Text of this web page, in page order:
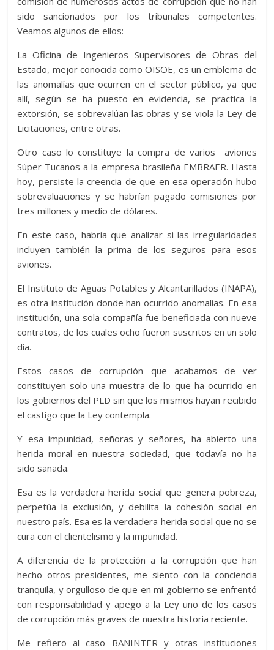
sido sancionados por los tribunales competentes.
Veamos algunos de ellos:
La Oficina de Ingenieros Supervisores de Obras del
Estado, mejor conocida como OISOE, es un emblema de
las anomalías que ocurren en el sector público, ya que
allí, según se ha puesto en evidencia, se practica la
extorsión, se sobrevalúan las obras y se viola la Ley de
Licitaciones, entre otras.
Otro caso lo constituye la compra de varios aviones
Súper Tucanos a la empresa brasileña EMBRAER. Hasta
hoy, persiste la creencia de que en esa operación hubo
sobrevaluaciones y se habrían pagado comisiones por
tres millones y medio de dólares.
En este caso, habría que analizar si las irregularidades
incluyen también la prima de los seguros para esos
aviones.
El Instituto de Aguas Potables y Alcantarillados (INAPA),
es otra institución donde han ocurrido anomalías. En esa
institución, una sola compañía fue beneficiada con nueve
contratos, de los cuales ocho fueron suscritos en un solo
día.
Estos casos de corrupción que acabamos de ver
constituyen solo una muestra de lo que ha ocurrido en
los gobiernos del PLD sin que los mismos hayan recibido
el castigo que la Ley contempla.
Y esa impunidad, señoras y señores, ha abierto una
herida moral en nuestra sociedad, que todavía no ha
sido sanada.
Esa es la verdadera herida social que genera pobreza,
perpetúa la exclusión, y debilita la cohesión social en
nuestro país. Esa es la verdadera herida social que no se
cura con el clientelismo y la impunidad.
A diferencia de la protección a la corrupción que han
hecho otros presidentes, me siento con la conciencia
tranquila, y orgulloso de que en mi gobierno se enfrentó
con responsabilidad y apego a la Ley uno de los casos
de corrupción más graves de nuestra historia reciente.
Me refiero al caso BANINTER y otras instituciones